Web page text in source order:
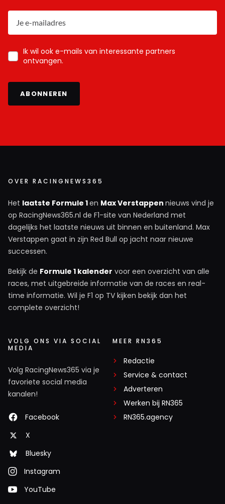
Ik wil ook e-mails van interessante partners
ontvangen.
ABONNEREN
OVER RACINGNEWS365
Het laatste Formule 1en Max Verstappen nieuws vind je
op RacingNews365.nl de F1-site van Nederland met
dagelijks het laatste nieuws uit binnen en buitenland. Max
Verstappen gaat in zijn Red Bull op jacht naar nieuwe
successen.
Bekijk de Formule 1 kalender voor een overzicht van alle
races, met uitgebreide informatie van de races en real-
time informatie. Wil je F1 op TV kijken bekijk dan het
complete overzicht!
VOLG ONS VIA SOCIAL
MEDIA
Volg RacingNews365 via je
favoriete social media
kanalen!
Facebook
X
Bluesky
Instagram
YouTube
MEER RN365
Redactie
Service & contact
Adverteren
Werken bij RN365
RN365.agency